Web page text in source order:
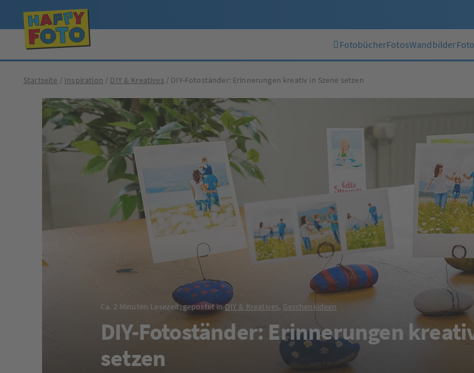
FotobücherFotosWandbilder
Startseite
Inspiration DIY & Kreatives DIY-Fotoständer: Erinnerungen kreativ in Szene setzen
Ca. 2 Minuten Lesezeit, gepostet inDIY & Kreatives, Geschenkideen
DIY-Fotoständer: Erinnerungen
setzen